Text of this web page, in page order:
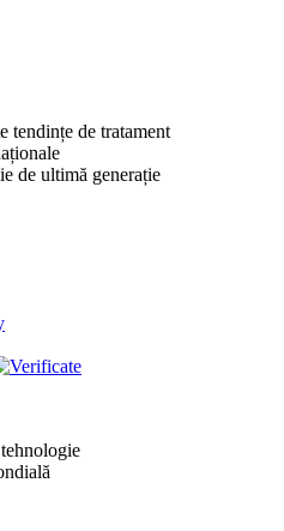
tendințe de tratament
de ultimă generație